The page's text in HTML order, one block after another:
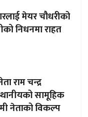
मेयर चौधरीको
निधनमा राहत
राम चन्द्र
सामूहिक
नेताको विकल्प